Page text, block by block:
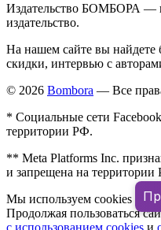
Издательство БОМБОРА —
издательство.
На нашем сайте вы
скидки, интервью с
© 2026 Bombora — Все
* Социальные сети
территории РФ.
** Meta Platforms Inc.
и запрещена на территории
Мы используем cookies для
Продолжая пользоваться
с использованием cookies и